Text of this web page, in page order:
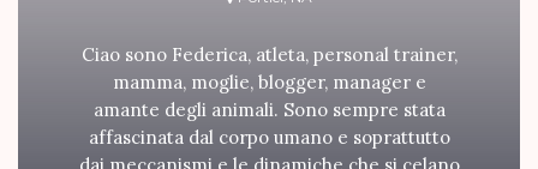
Ciao sono Federica, atleta, personal trainer,
mamma, moglie, blogger, manager e
amante degli animali. Sono sempre stata
affascinata dal corpo umano e soprattutto